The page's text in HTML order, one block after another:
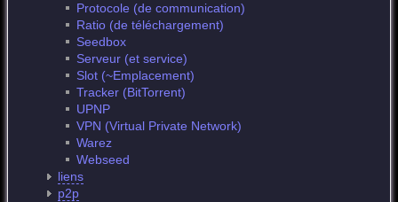
Protocole (de communication)
Ratio (de téléchargement)
Seedbox
Serveur (et service)
Slot (~Emplacement)
Tracker (BitTorrent)
UPNP
VPN (Virtual Private Network)
Warez
Webseed
liens
p2p